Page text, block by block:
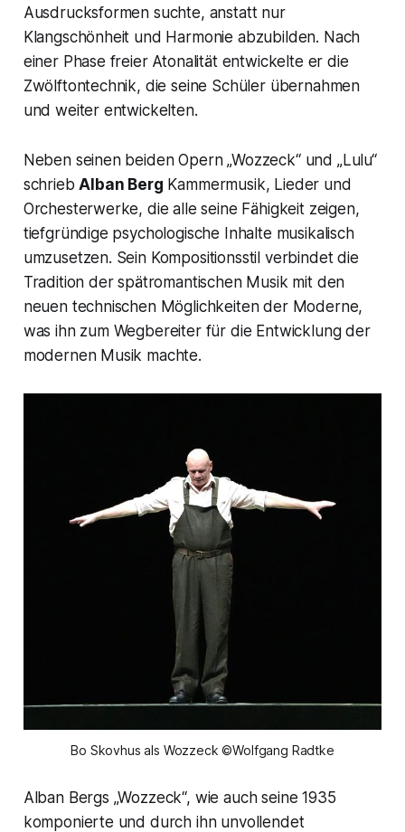
Ausdrucksformen suchte, anstatt nur
Klangschönheit und Harmonie abzubilden. Nach
einer Phase freier Atonalität entwickelte er die
Zwölftontechnik, die seine Schüler übernahmen
und weiter entwickelten.
Neben seinen beiden Opern „Wozzeck“ und „Lulu“
schriebAlban Berg Kammermusik, Lieder und
Orchesterwerke, die alle seine Fähigkeit zeigen,
tiefgründige psychologische Inhalte musikalisch
umzusetzen. Sein Kompositionsstil verbindet die
Tradition der spätromantischen Musik mit den
neuen technischen Möglichkeiten der Moderne,
was ihn zum Wegbereiter für die Entwicklung der
modernen Musik machte.
Bo Skovhus als Wozzeck ©Wolfgang Radtke
Alban Bergs „Wozzeck“, wie auch seine 1935
komponierte und durch ihn unvollendet